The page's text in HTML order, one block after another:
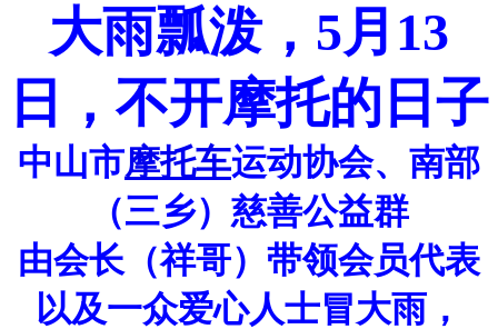
大雨瓢泼，5月13
日，不开摩托的日子
中山市摩托车运动协会、南部
（三乡）慈善公益群
由会长（祥哥）带领会员代表
以及一众爱心人士冒大雨，